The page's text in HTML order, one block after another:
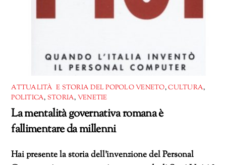
ATTUALITÀ E STORIA DEL POPOLO VENETO,CULTURA,
POLITICA, STORIA, VENETIE
La mentalità governativa romana è
fallimentare da millenni
Hai presente la storia dell’invenzione del Personal